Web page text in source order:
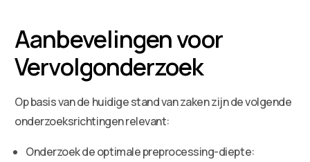
Aanbevelingen voor
Vervolgonderzoek
Op basis van de huidige stand van zaken zijn de volgende
onderzoeksrichtingen relevant:
Onderzoek de optimale preprocessing-diepte: